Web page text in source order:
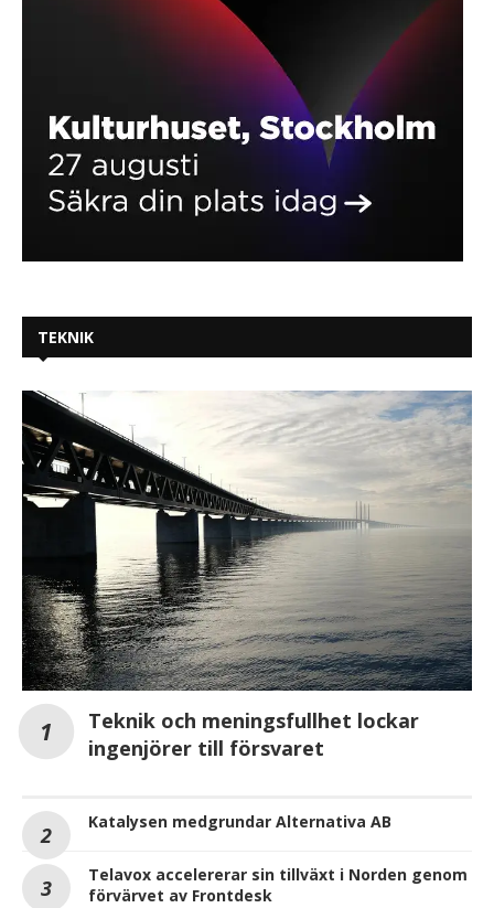
TEKNIK
Teknik och meningsfullhet lockar
ingenjörer till försvaret
Katalysen medgrundar Alternativa AB
Telavox accelererar sin tillväxt i Norden genom
förvärvet av Frontdesk